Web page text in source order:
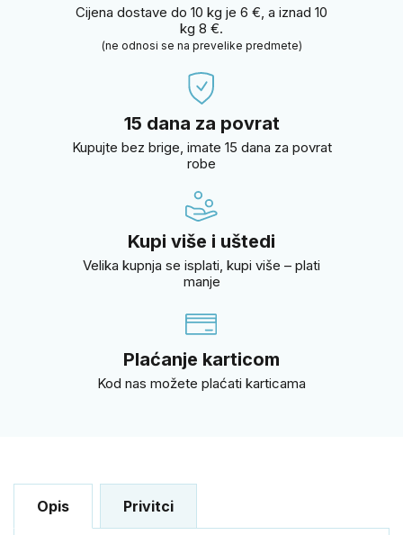
Cijena dostave do 10 kg je 6 €, a iznad 10
kg 8 €.
(ne odnosi se na prevelike predmete)
15 dana za povrat
Kupujte bez brige, imate 15 dana za povrat
robe
Kupi više i uštedi
Velika kupnja se isplati, kupi više – plati
manje
Plaćanje karticom
Kod nas možete plaćati karticama
Opis Privitci